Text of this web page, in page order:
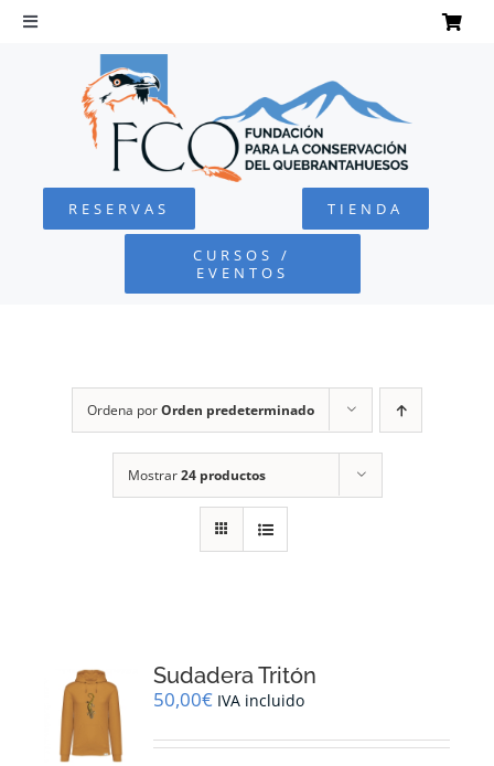
Saltar
Toggle
Navigation
QUEBRANTAHUESOS
FUNDACIÓN
CARRITO
RESERVAS TIENDA
CURSOS /
EVENTOS
Ordena porOrden predeterminado
Mostrar24 productos
Sudadera Tritón
50,00€ IVA incluido